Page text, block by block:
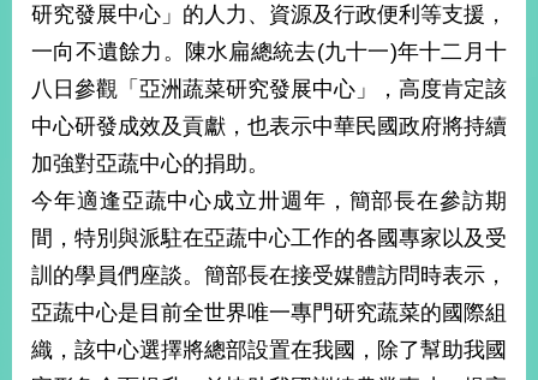
地
國
際
播
政
府
資
訊
公
開
研究發展中心」的人力、資源及行政便利等支援，
一向不遺餘力。陳水扁總統去(九十一)年十二月十
八日參觀「亞洲蔬菜研究發展中心」，高度肯定該
中心研發成效及貢獻，也表示中華民國政府將持續
加強對亞蔬中心的捐助。
今年適逢亞蔬中心成立卅週年，簡部長在參訪期
間，特別與派駐在亞蔬中心工作的各國專家以及受
訓的學員們座談。簡部長在接受媒體訪問時表示，
亞蔬中心是目前全世界唯一專門研究蔬菜的國際組
織，該中心選擇將總部設置在我國，除了幫助我國